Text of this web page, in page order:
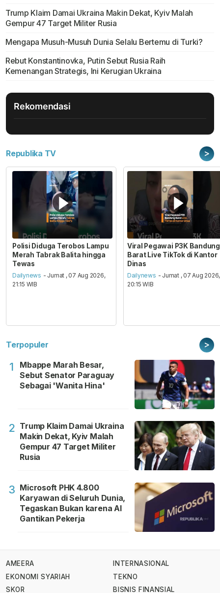
Trump Klaim Damai Ukraina Makin Dekat, Kyiv Malah
Gempur 47 Target Militer Rusia
Mengapa Musuh-Musuh Dunia Selalu Bertemu di Turki?
Rebut Konstantinovka, Putin Sebut Rusia Raih
Kemenangan Strategis, Ini Kerugian Ukraina
Rekomendasi
Republika TV >
Polisi Diduga Terobos Lampu
Merah Tabrak Balita hingga
Tewas
Dailynews - Jumat , 07 Aug 2026,
21:15 WIB
Viral Pegawai P3K Bandung
Barat Live TikTok di Kantor
Dinas
Dailynews - Jumat , 07 Aug 2026,
20:15 WIB
Terpopuler >
1
Mbappe Marah Besar,
Sebut Senator Paraguay
Sebagai 'Wanita Hina'
2 Trump Klaim Damai Ukraina
Makin Dekat, Kyiv Malah
Gempur 47 Target Militer
Rusia
3 Microsoft PHK 4.800
Karyawan di Seluruh Dunia,
Tegaskan Bukan karena AI
Gantikan Pekerja
AMEERA
EKONOMI SYARIAH
SKOR
INTERNASIONAL
TEKNO
BISNIS FINANSIAL